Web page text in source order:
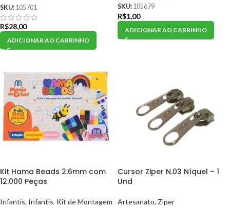
SKU: 105701
R$28,00
ADICIONAR AO CARRINHO
SKU: 105679
R$1,00
ADICIONAR AO CARRINHO
Kit Hama Beads 2.6mm com
12.000 Peças
Infantis, Infantis, Kit de Montagem
Cursor Ziper N.03 Níquel – 1
Und
Artesanato, Ziper